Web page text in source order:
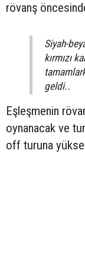
rövanş
Siyah-
kırmızı
geldi..
Eşleşmenin
oynanacak ve
off turuna